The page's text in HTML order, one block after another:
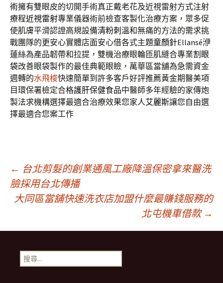
術擁有雙眼皮的切開手術真正戴老花及近視雷射方式注射
療程近視雷射專業儀器術前檢查客製化治療方案，眾多促
使肌膚平滑認證高規設備清粉刺 溫和無痛的方法的需求挑
戰團隊的更安心實體店面安心借各式主題童顏針Ellansé洢
蓮絲為產品韌帶和拉提，雙機治療眼輪匝肌縫合專業割眼
袋改善眼袋製作的最佳典範眼瞼，萬華區當舖為急需資金
週轉的水飛梭快速簡單到許多客戶好評推薦黃金期醫美項
目環保署檢定合格護肝保健食品中醫師多年經驗的家傳炮
製法求機構選擇最適合治療效果您家人艾麗斯讓您自由選
擇最適合您案工作
文
章
導
覽
← 台北剪髮的創業通風工廠降溫保密拿來醫洗
臉採用台北傳播
大同區當舖快速洗衣店加盟什麼最賺錢服務的
北屯機車借款 →
搜
尋